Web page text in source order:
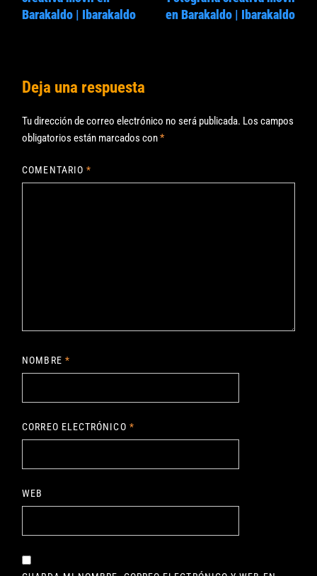
Barakaldo | Ibarakaldo
en Barakaldo | Ibarakaldo
Deja una respuesta
Tu dirección de correo electrónico no será publicada. Los campos
obligatorios están marcados con*
COMENTARIO*
NOMBRE *
CORREO ELECTRÓNICO *
WEB